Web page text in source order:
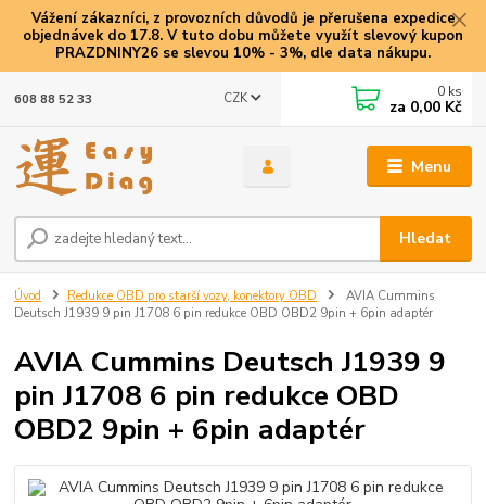
Vážení zákazníci, z provozních důvodů je přerušena expedice
objednávek do 17.8. V tuto dobu můžete využít slevový kupon
PRAZDNINY26 se slevou 10% - 3%, dle data nákupu.
Menu
CZK
Hledat
608 88 52 33 0 ks
za 0,00 Kč
Úvod Redukce OBD pro starší vozy, konektory OBD
AVIA Cummins
Deutsch J1939 9 pin J1708 6 pin redukce OBD OBD2 9pin + 6pin adaptér
AVIA Cummins Deutsch J1939 9
pin J1708 6 pin redukce OBD
OBD2 9pin + 6pin adaptér